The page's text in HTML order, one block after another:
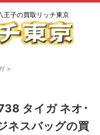
王子の買取リッチ東京
>
タイガ ネオ･
ネスバッグの買